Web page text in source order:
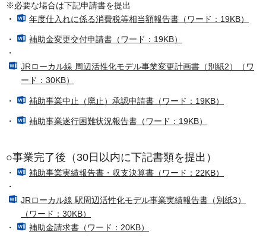
※必要な場合は下記申請書を提出
・
年度仕入れに係る消費税等相当額報告書（ワード：19KB）
・
補助金変更交付申請書（ワード：19KB）
・
JRローカル線 周辺活性化モデル事業変更計画書（別紙2）（ワ
ード：30KB）
・ 補助事業中止（廃止）承認申請書（ワード：19KB）
・ 補助事業遂行困難状況報告書（ワード：19KB）
○事業完了後（30日以内に下記書類を提出）
・
補助事業実績報告書・収支決算書（ワード：22KB）
・
JRローカル線 駅周辺活性化モデル事業実績報告書（別紙3）
（ワード：30KB）
・
補助金請求書（ワード：20KB）